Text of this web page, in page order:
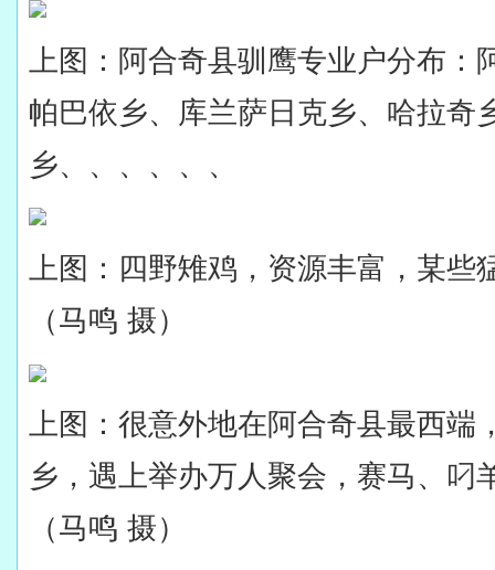
上图：阿合奇县驯鹰专业户分布
帕巴依乡、库兰萨日克乡、哈拉奇
乡、、、、、、
上图：四野雉鸡，资源丰富，某些
（马鸣 摄）
上图：很意外地在阿合奇县最西端
乡，遇上举办万人聚会，赛马、叼
（马鸣 摄）